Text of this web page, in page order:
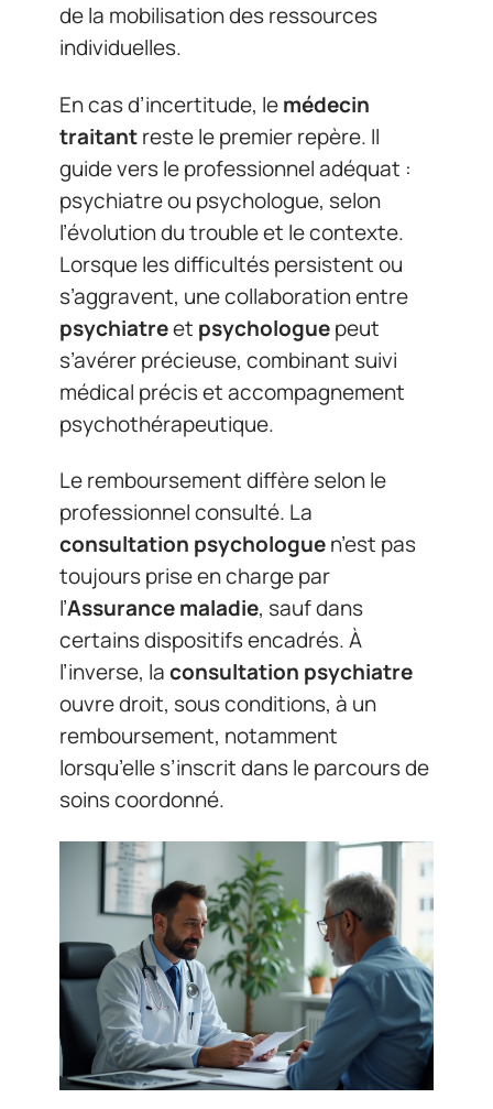
de la mobilisation des ressources
individuelles.
En cas d’incertitude, lemédecin
traitantreste le premier repère. Il
guide vers le professionnel adéquat :
psychiatre ou psychologue, selon
l’évolution du trouble et le contexte.
Lorsque les difficultés persistent ou
s’aggravent, une collaboration entre
psychiatreet psychologuepeut
s’avérer précieuse, combinant suivi
médical précis et accompagnement
psychothérapeutique.
Le remboursement diffère selon le
professionnel consulté. La
consultation psychologuen’est pas
toujours prise en charge par
l’Assurance maladie, sauf dans
certains dispositifs encadrés. À
l’inverse, laconsultation psychiatre
ouvre droit, sous conditions, à un
remboursement, notamment
lorsqu’elle s’inscrit dans le parcours de
soins coordonné.